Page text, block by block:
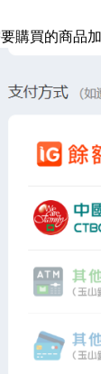
購買的商品